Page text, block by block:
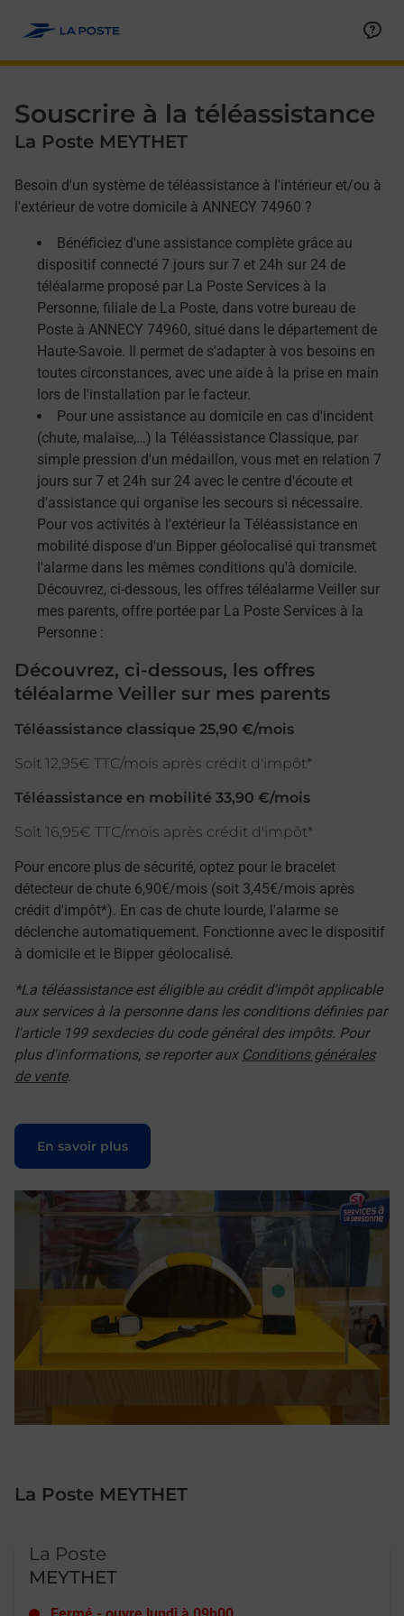
Souscrire à la téléassistance
La Poste MEYTHET
Besoin d'un système de téléassistance à l'intérieur et/ou à
l'extérieur de votre domicile à ANNECY 74960 ?
Bénéficiez d'une assistance complète grâce au
dispositif connecté 7 jours sur 7 et 24h sur 24 de
téléalarme proposé par La Poste Services à la
Personne, filiale de La Poste, dans votre bureau de
Poste à ANNECY 74960, situé dans le département de
Haute-Savoie. Il permet de s'adapter à vos besoins en
toutes circonstances, avec une aide à la prise en main
lors de l'installation par le facteur.
Pour une assistance au domicile en cas d'incident
(chute, malaise,…) la Téléassistance Classique, par
simple pression d'un médaillon, vous met en relation 7
jours sur 7 et 24h sur 24 avec le centre d'écoute et
d'assistance qui organise les secours si nécessaire.
Pour vos activités à l'extérieur la Téléassistance en
mobilité dispose d'un Bipper géolocalisé qui transmet
l'alarme dans les mêmes conditions qu'à domicile.
Découvrez, ci-dessous, les offres téléalarme Veiller sur
mes parents, offre portée par La Poste Services à la
Personne :
Découvrez, ci-dessous, les offres
téléalarme Veiller sur mes parents
Téléassistance classique 25,90 €/mois
Soit 12,95€ TTC/mois après crédit d'impôt*
Téléassistance en mobilité 33,90 €/mois
Soit 16,95€ TTC/mois après crédit d'impôt*
Pour encore plus de sécurité, optez pour le bracelet
détecteur de chute 6,90€/mois (soit 3,45€/mois après
crédit d'impôt*). En cas de chute lourde, l'alarme se
déclenche automatiquement. Fonctionne avec le dispositif
à domicile et le Bipper géolocalisé.
*La téléassistance est éligible au crédit d'impôt applicable
aux services à la personne dans les conditions définies par
l'article 199 sexdecies du code général des impôts. Pour
plus d'informations, se reporter aux Conditions générales
de vente.
En savoir plus
Le lien s'ouvre dans un nouvel onglet
La Poste MEYTHET
La Poste
MEYTHET